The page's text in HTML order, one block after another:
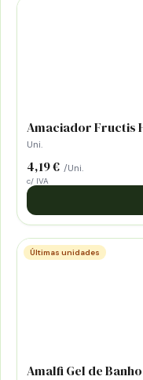
Amaciador Fructis
Uni.
4,19 € /Uni.
c/ IVA
Últimas unidades
Amalfi Gel de